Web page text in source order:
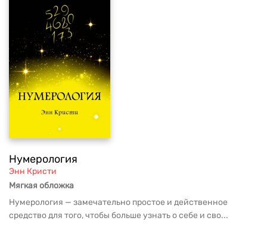
Нумерология
Энн Кристи
Мягкая обложка
Нумерология — замечательно простое и действенное
средство для того, чтобы больше узнать о себе и сво...